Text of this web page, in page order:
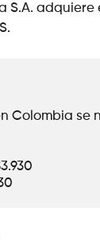
S.A.
Colombia se